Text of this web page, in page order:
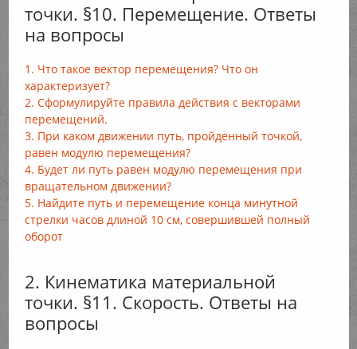
точки. §10. Перемещение. Ответы
на вопросы
1. Что такое вектор перемещения? Что он
характеризует?
2. Сформулируйте правила действия с векторами
перемещений.
3. При каком движении путь, пройденный точкой,
равен модулю перемещения?
4. Будет ли путь равен модулю перемещения при
вращательном движении?
5. Найдите путь и перемещение конца минутной
стрелки часов длиной 10 см, совершившей полный
оборот
2. Кинематика материальной
точки. §11. Скорость. Ответы на
вопросы